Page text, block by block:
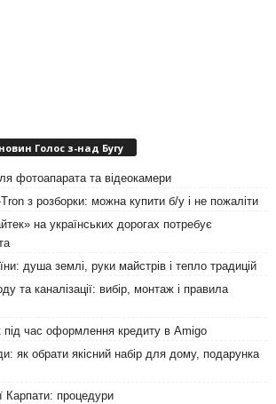
Голос з-над Бугу
фотоапарата та відеокамери
з розборки: можна купити б/у і не пожаліти
на українських дорогах потребує
душа землі, руки майстрів і тепло традицій
та каналізації: вибір, монтаж і правила
під час оформлення кредиту в Amigo
як обрати якісний набір для дому, подарунка
Карпати: процедури